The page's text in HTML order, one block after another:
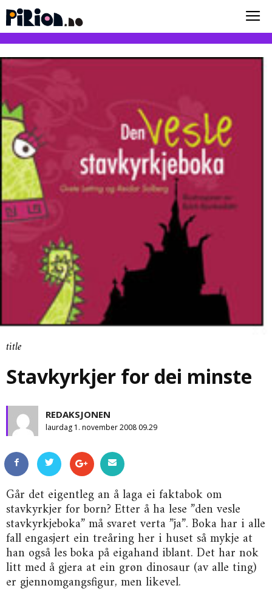
title
Stavkyrkjer for dei minste
REDAKSJONEN
laurdag 1. november 2008 09.29
Går det eigentleg an å laga ei faktabok om
stavkyrkjer for born? Etter å ha lese ”den vesle
stavkyrkjeboka” må svaret verta ”ja”. Boka har i alle
fall engasjert ein treåring her i huset så mykje at
han også les boka på eigahand iblant. Det har nok
litt med å gjera at ein grøn dinosaur (av alle ting)
er gjennomgangsfigur, men likevel.